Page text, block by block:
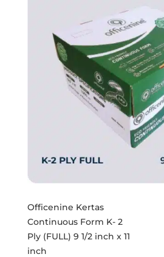
Officenine Kertas
Continuous Form K- 2
Ply (FULL) 9 1/2 inch x 11
inch